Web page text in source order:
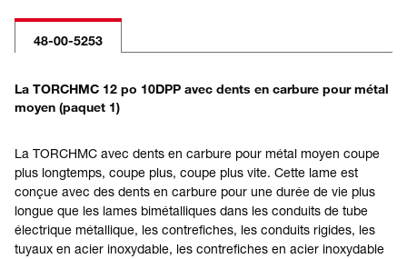
48-00-5253
La TORCHMC 12 po 10DPP avec dents en carbure pour métal
moyen (paquet 1)
La TORCHMC avec dents en carbure pour métal moyen coupe
plus longtemps, coupe plus, coupe plus vite. Cette lame est
conçue avec des dents en carbure pour une durée de vie plus
longue que les lames bimétalliques dans les conduits de tube
électrique métallique, les contrefiches, les conduits rigides, les
tuyaux en acier inoxydable, les contrefiches en acier inoxydable